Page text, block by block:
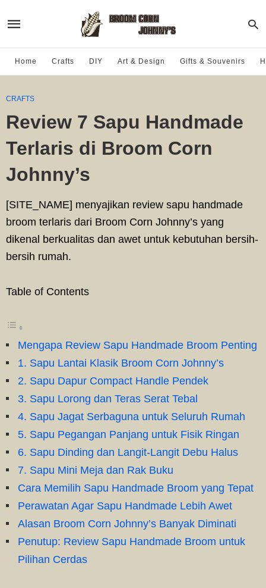
Home Crafts DIY Art & Design Gifts & Souvenirs
CRAFTS
Review 7 Sapu Handmade
Terlaris di Broom Corn
Johnny’s
[SITE_NAME] menyajikan review sapu handmade
broom terlaris dari Broom Corn Johnny’s yang
dikenal berkualitas dan awet untuk kebutuhan bersih-
bersih rumah.
Table of Contents
Mengapa Review Sapu Handmade Broom Penting
1. Sapu Lantai Klasik Broom Corn Johnny’s
2. Sapu Dapur Compact Handle Pendek
3. Sapu Lorong dan Teras Serat Tebal
4. Sapu Jagat Serbaguna untuk Seluruh Rumah
5. Sapu Pegangan Panjang untuk Fisik Ringan
6. Sapu Dinding dan Langit-Langit Debu Halus
7. Sapu Mini Meja dan Rak Buku
Cara Memilih Sapu Handmade Broom yang Tepat
Perawatan Agar Sapu Handmade Lebih Awet
Alasan Broom Corn Johnny’s Banyak Diminati
Penutup: Review Sapu Handmade Broom untuk
Pilihan Cerdas